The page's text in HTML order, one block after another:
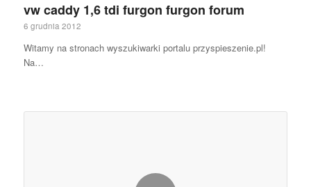
vw caddy 1,6 tdi furgon furgon forum
6 grudnia 2012
Witamy na stronach wyszukiwarki portalu przyspieszenie.pl!
Na…